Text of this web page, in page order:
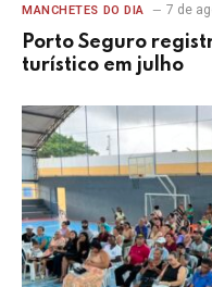
MANCHETES DO DIA 7 de
Porto Seguro
turístico em julho